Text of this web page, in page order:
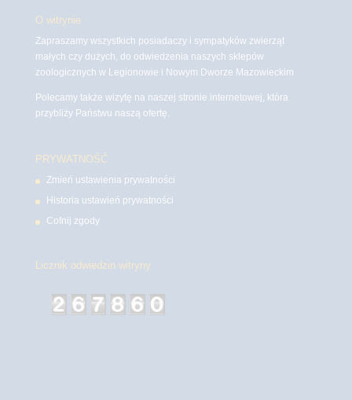
O witrynie
Zapraszamy wszystkich posiadaczy i sympatyków zwierząt
małych czy dużych, do odwiedzenia naszych sklepów
zoologicznych w Legionowie i Nowym Dworze Mazowieckim
Polecamy także wizytę na naszej stronie internetowej, która
przybliży Państwu naszą ofertę.
PRYWATNOŚĆ
Zmień ustawienia prywatności
Historia ustawień prywatności
Cofnij zgody
Licznik odwiedzin witryny